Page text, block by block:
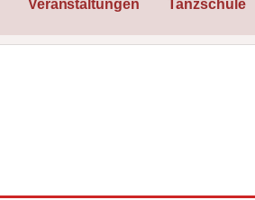
Veranstaltungen Tanzschule